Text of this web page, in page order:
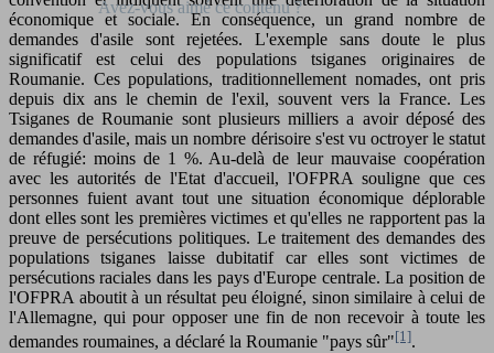
économique et sociale. En conséquence, un grand nombre de
demandes d'asile sont rejetées. L'exemple sans doute le plus
significatif est celui des populations tsiganes originaires de
Roumanie. Ces populations, traditionnellement nomades, ont pris
depuis dix ans le chemin de l'exil, souvent vers la France. Les
Tsiganes de Roumanie sont plusieurs milliers a avoir déposé des
demandes d'asile, mais un nombre dérisoire s'est vu octroyer le statut
de réfugié: moins de 1 %. Au-delà de leur mauvaise coopération
avec les autorités de l'Etat d'accueil, l'OFPRA souligne que ces
personnes fuient avant tout une situation économique déplorable
dont elles sont les premières victimes et qu'elles ne rapportent pas la
preuve de persécutions politiques. Le traitement des demandes des
populations tsiganes laisse dubitatif car elles sont victimes de
persécutions raciales dans les pays d'Europe centrale. La position de
l'OFPRA aboutit à un résultat peu éloigné, sinon similaire à celui de
l'Allemagne, qui pour opposer une fin de non recevoir à toute les
demandes roumaines, a déclaré la Roumanie "pays sûr"[1].